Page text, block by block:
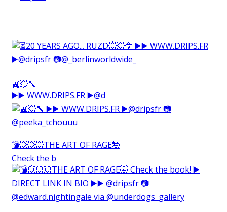
🚉💥🔨⁠
▶️▶️ WWW.DRIPS.FR ▶️@d
💣💥💥💥THE ART OF RAGE🤯⁠
Check the b